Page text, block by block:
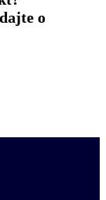
o